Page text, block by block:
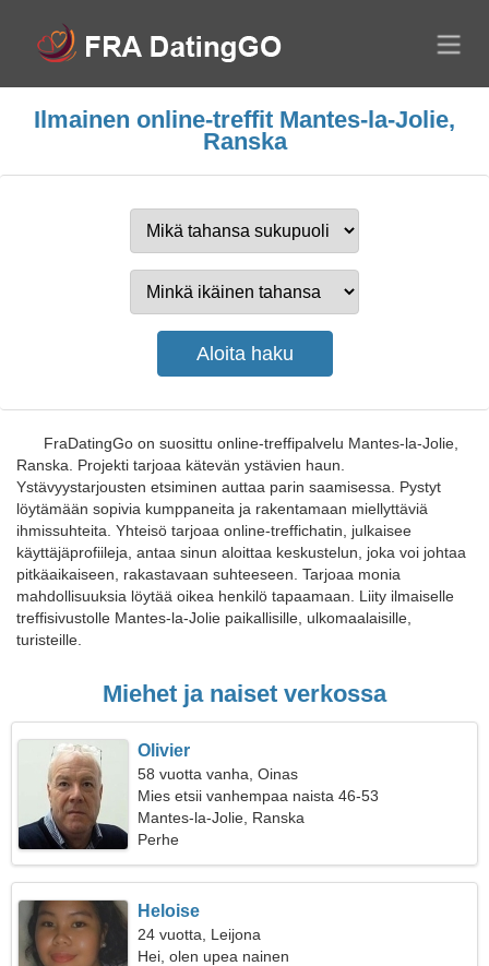
Ilmainen online-treffit Mantes-la-Jolie,
Ranska
FraDatingGo on suosittu online-treffipalvelu Mantes-la-Jolie,
Ranska. Projekti tarjoaa kätevän ystävien haun.
Ystävyystarjousten etsiminen auttaa parin saamisessa. Pystyt
löytämään sopivia kumppaneita ja rakentamaan miellyttäviä
ihmissuhteita. Yhteisö tarjoaa online-treffichatin, julkaisee
käyttäjäprofiileja, antaa sinun aloittaa keskustelun, joka voi johtaa
pitkäaikaiseen, rakastavaan suhteeseen. Tarjoaa monia
mahdollisuuksia löytää oikea henkilö tapaamaan. Liity ilmaiselle
treffisivustolle Mantes-la-Jolie paikallisille, ulkomaalaisille,
turisteille.
Miehet ja naiset verkossa
Olivier
58 vuotta vanha, Oinas
Mies etsii vanhempaa naista 46-53
Mantes-la-Jolie, Ranska
Perhe
Heloise
24 vuotta, Leijona
Hei, olen upea nainen